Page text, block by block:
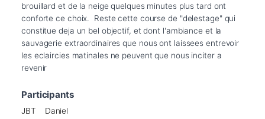
brouillard et de la neige quelques minutes plus tard ont
conforte ce choix.  Reste cette course de "delestage" qui
constitue deja un bel objectif, et dont l'ambiance et la
sauvagerie extraordinaires que nous ont laissees entrevoir
les eclaircies matinales ne peuvent que nous inciter a
revenir
Participants
JBT Daniel